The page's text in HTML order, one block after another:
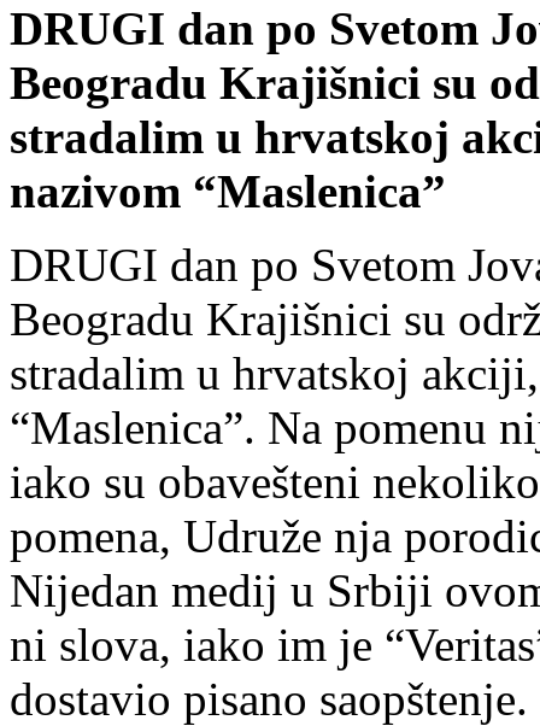
DRUGI dan po Svetom
Beogradu Krajišnici su
stradalim u hrvatskoj
nazivom “Maslenica”
DRUGI dan po Svetom
Beogradu Krajišnici su
stradalim u hrvatskoj
“Maslenica”. Na pomenu
iako su obavešteni
pomena, Udruže nja
Nijedan medij u Srbiji
ni slova, iako im je
dostavio pisano saopštenje.